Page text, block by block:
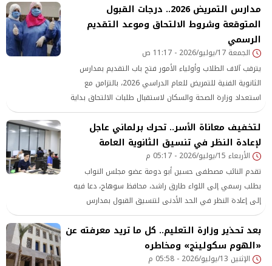
مدارس التمريض 2026.. درجات القبول
المتوقعة وشروط الالتحاق وموعد التقديم
الرسمي
الجمعة 17/يوليو/2026 - 11:17 ص
يترقب آلاف الطلاب وأولياء الأمور فتح باب التقديم بمدارس
الثانوية الفنية للتمريض للعام الدراسي 2026، بالتزامن مع
استعداد وزارة الصحة والسكان لاستقبال طلبات الالتحاق بداية
من 20 يوليو 2026،
لتخفيف معاناة الأسر.. تحرك برلماني عاجل
لإعادة النظر في تنسيق الثانوية العامة
الأربعاء 15/يوليو/2026 - 05:17 م
تقدم النائب مصطفى حسين أبو دومة عضو مجلس النواب
بطلب رسمي إلى اللواء طارق راشد، محافظ سوهاج، دعا فيه
إلى إعادة النظر في الحد الأدنى لتنسيق القبول بمدارس
التعليم الثانوي العام للعام الدراسي 2026
بعد تحذير وزارة التعليم.. كل ما تريد معرفته عن
«الهوم سكولينج» ومخاطره
الإثنين 13/يوليو/2026 - 05:58 م